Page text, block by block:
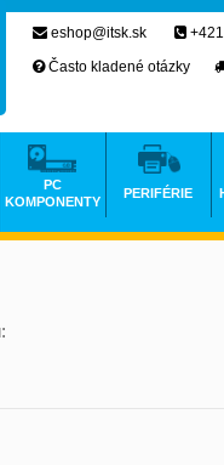
eshop@itsk.sk
Často kladené otázky
PC
KOMPONENTY
PERIFÉRIE